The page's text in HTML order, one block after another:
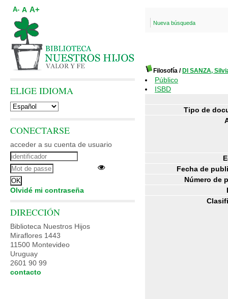
Nueva búsqueda
Filosofía / DI SANZA,
Público
ISBD
Tipo de
Fecha de
Número de
A- A A+
ELIGE IDIOMA
CONECTARSE
acceder a su cuenta de usuario
Olvidé mi contraseña
DIRECCIÓN
Biblioteca Nuestros Hijos
Miraflores 1443
11500 Montevideo
Uruguay
2601 90 99
contacto